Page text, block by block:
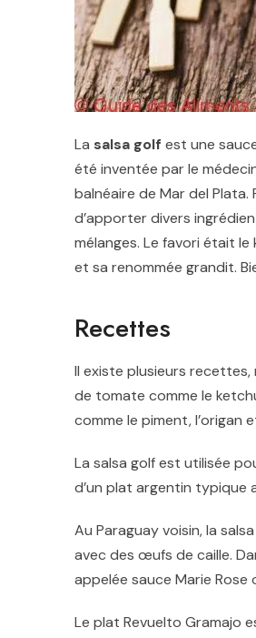
La salsa golf est une
été inventée par le
balnéaire de Mar del
d’apporter divers
mélanges. Le favori était
et sa renommée grandit.
Recettes
Il existe plusieurs
de tomate comme le
comme le piment, l’origan
La salsa golfest utilisée
d’un plat argentin typique
Au Paraguay voisin,la
avec des œufs de caille.
appelée sauce Marie Rose
Le plat Revuelto Gramajo